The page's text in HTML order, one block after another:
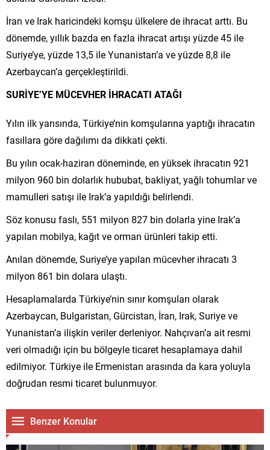
İran ve Irak haricindeki komşu ülkelere de ihracat arttı. Bu
dönemde, yıllık bazda en fazla ihracat artışı yüzde 45 ile
Suriye’ye, yüzde 13,5 ile Yunanistan’a ve yüzde 8,8 ile
Azerbaycan’a gerçekleştirildi.
SURİYE’YE MÜCEVHER İHRACATI ATAĞI
Yılın ilk yarısında, Türkiye’nin komşularına yaptığı ihracatın
fasıllara göre dağılımı da dikkati çekti.
Bu yılın ocak-haziran döneminde, en yüksek ihracatın 921
milyon 960 bin dolarlık hububat, bakliyat, yağlı tohumlar ve
mamulleri satışı ile Irak’a yapıldığı belirlendi.
Söz konusu faslı, 551 milyon 827 bin dolarla yine Irak’a
yapılan mobilya, kağıt ve orman ürünleri takip etti.
Anılan dönemde, Suriye’ye yapılan mücevher ihracatı 3
milyon 861 bin dolara ulaştı.
Hesaplamalarda Türkiye’nin sınır komşuları olarak
Azerbaycan, Bulgaristan, Gürcistan, İran, Irak, Suriye ve
Yunanistan’a ilişkin veriler derleniyor. Nahçıvan’a ait resmi
veri olmadığı için bu bölgeyle ticaret hesaplamaya dahil
edilmiyor. Türkiye ile Ermenistan arasında da kara yoluyla
doğrudan resmi ticaret bulunmuyor.
Benzer Konular